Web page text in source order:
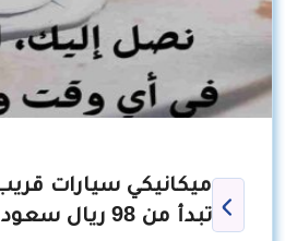
ميكانيكي سيارات
تبدأ من 98 ريال سعودي فقط..